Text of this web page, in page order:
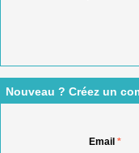
Nouveau ? Créez un
Email *